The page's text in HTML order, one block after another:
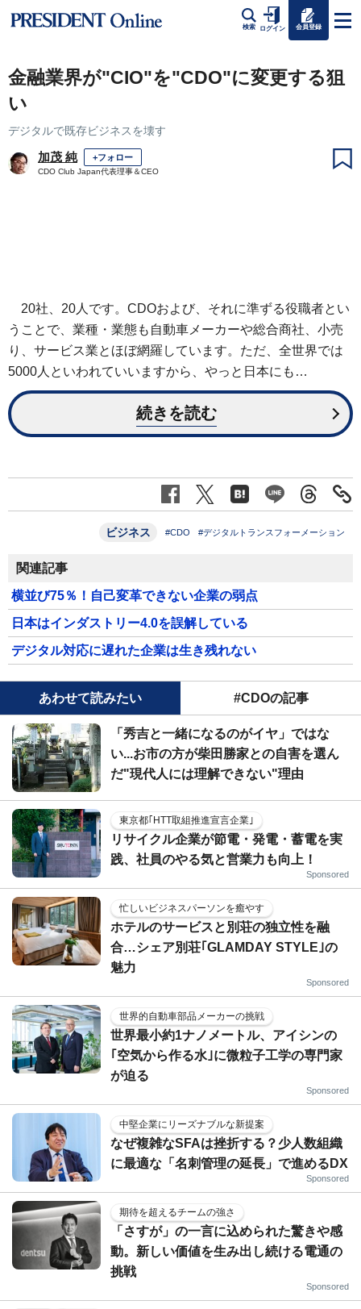
検索 ログイン 会員登録
金融業界が"CIO"を"CDO"に変更する狙
い
デジタルで既存ビジネスを壊す
加茂 純 +フォロー
CDO Club Japan代表理事＆CEO
20社、20人です。CDOおよび、それに準ずる役職者とい
うことで、業種・業態も自動車メーカーや総合商社、小売
り、サービス業とほぼ網羅しています。ただ、全世界では
5000人といわれていいますから、やっと日本にも…
続きを読む
ビジネス #CDO #デジタルトランスフォーメーション
関連記事
横並び75％！自己変革できない企業の弱点
日本はインダストリー4.0を誤解している
デジタル対応に遅れた企業は生き残れない
あわせて読みたい #CDOの記事
「秀吉と一緒になるのがイヤ」ではな
い...お市の方が柴田勝家との自害を選ん
だ"現代人には理解できない"理由
東京都｢HTT取組推進宣言企業｣
リサイクル企業が節電・発電・蓄電を実
践、社員のやる気と営業力も向上！
Sponsored
忙しいビジネスパーソンを癒やす
ホテルのサービスと別荘の独立性を融
合…シェア別荘｢GLAMDAY STYLE｣の
魅力
Sponsored
世界的自動車部品メーカーの挑戦
世界最小約1ナノメートル、アイシンの
｢空気から作る水｣に微粒子工学の専門家
が迫る
Sponsored
中堅企業にリーズナブルな新提案
なぜ複雑なSFAは挫折する？少人数組織
に最適な「名刺管理の延長」で進めるDX
Sponsored
期待を超えるチームの強さ
「さすが」の一言に込められた驚きや感
動。新しい価値を生み出し続ける電通の
挑戦
Sponsored